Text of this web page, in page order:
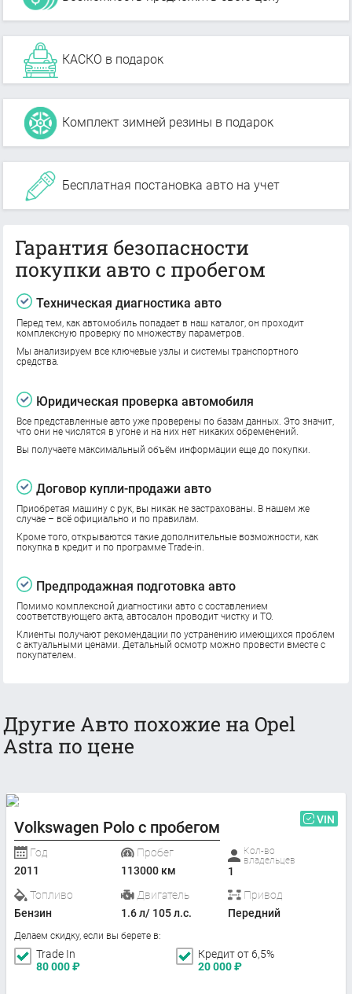
КАСКО в подарок
Комплект зимней резины в подарок
Бесплатная постановка авто на учет
Гарантия безопасности
покупки авто с пробегом
Техническая диагностика авто
Перед тем, как автомобиль попадает в наш каталог, он проходит
комплексную проверку по множеству параметров.
Мы анализируем все ключевые узлы и системы транспортного
средства.
Юридическая проверка автомобиля
Все представленные авто уже проверены по базам данных. Это значит,
что они не числятся в угоне и на них нет никаких обременений.
Вы получаете максимальный объём информации еще до покупки.
Договор купли-продажи авто
Приобретая машину с рук, вы никак не застрахованы. В нашем же
случае – всё официально и по правилам.
Кроме того, открываются такие дополнительные возможности, как
покупка в кредит и по программе Trade-in.
Предпродажная подготовка авто
Помимо комплексной диагностики авто с составлением
соответствующего акта, автосалон проводит чистку и ТО.
Клиенты получают рекомендации по устранению имеющихся проблем
с актуальными ценами. Детальный осмотр можно провести вместе с
покупателем.
Другие Авто похожие на Opel
Astra по цене
Volkswagen Polo с пробегом VIN
Год
2011
Пробег
113000 км
Кол-во
владельцев
1
Топливо
Бензин
Двигатель
1.6 л/ 105 л.с.
Привод
Передний
Делаем скидку, если вы берете в:
Trade In
80 000₽
Кредит от 6,5%
20 000₽